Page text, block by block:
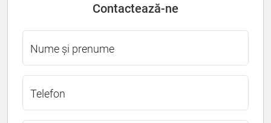
Contactează-ne
Nume și prenume
Telefon